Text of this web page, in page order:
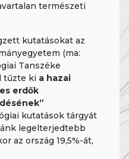
természeti
kutatásokat az
(ma:
Tanszéke
tűzte ki a hazai
erdők
kutatások tárgyát
legelterjedtebb
az ország 19,5%-át,